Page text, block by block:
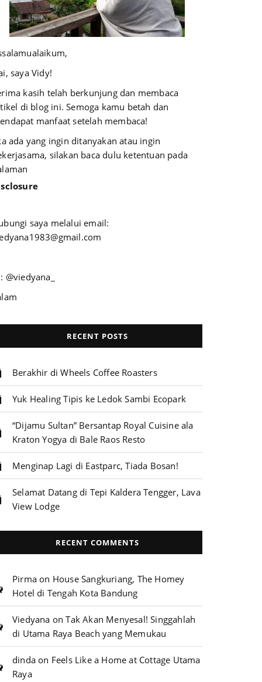
saya Vidy!
kasih telah berkunjung dan membaca
di blog ini. Semoga kamu betah dan
manfaat setelah membaca!
ada yang ingin ditanyakan atau ingin
silakan baca dulu ketentuan pada
saya melalui email:
@viedyana_
RECENT POSTS
Berakhir di Wheels Coffee Roasters
Yuk Healing Tipis ke Ledok Sambi Ecopark
“Dijamu Sultan” Bersantap Royal Cuisine ala
Kraton Yogya di Bale Raos Resto
Menginap Lagi di Eastparc, Tiada Bosan!
Selamat Datang di Tepi Kaldera Tengger, Lava
View Lodge
RECENT COMMENTS
Pirma on House Sangkuriang, The Homey
Hotel di Tengah Kota Bandung
Viedyana onTak Akan Menyesal! Singgahlah
di Utama Raya Beach yang Memukau
dinda on Feels Like a Home at Cottage Utama
Raya